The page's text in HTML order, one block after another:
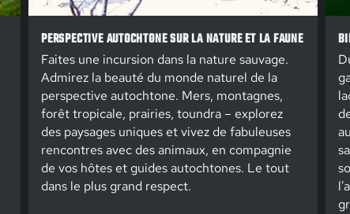
PERSPECTIVE AUTOCHTONE SUR LA NATURE ET LA FAUNE
Faites une incursion dans la nature sauvage.
Admirez la beauté du monde naturel de la
perspective autochtone. Mers, montagnes,
forêt tropicale, prairies, toundra – explorez
des paysages uniques et vivez de fabuleuses
rencontres avec des animaux, en compagnie
de vos hôtes et guides autochtones. Le tout
dans le plus grand respect.